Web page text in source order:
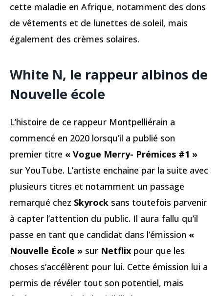
cette maladie en Afrique, notamment des dons
de vêtements et de lunettes de soleil, mais
également des crèmes solaires.
White N, le rappeur albinos de
Nouvelle école
L’histoire de ce rappeur Montpelliérain a
commencé en 2020 lorsqu’il a publié son
premier titre « Vogue Merry- Prémices #1 »
sur YouTube. L’artiste enchaine par la suite avec
plusieurs titres et notamment un passage
remarqué chez Skyrock sans toutefois parvenir
à capter l’attention du public. Il aura fallu qu’il
passe en tant que candidat dans l’émission «
Nouvelle École » sur Netflix pour que les
choses s’accélèrent pour lui. Cette émission lui a
permis de révéler tout son potentiel, mais